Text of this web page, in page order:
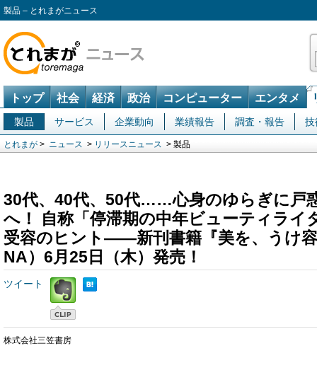
製品 – とれまがニュース
トップ 社会 経済 政治 コンピューター エンタメ
製品 サービス 企業動向 業績報告 調査・報告 技
とれまが > ニュース > リリースニュース > 製品
30代、40代、50代……心身のゆらぎに戸
へ！ 自称「停滞期の中年ビューティライ
受容のヒント――新刊書籍『美を、うけ
NA）6月25日（木）発売！
ツイート
株式会社三笠書房